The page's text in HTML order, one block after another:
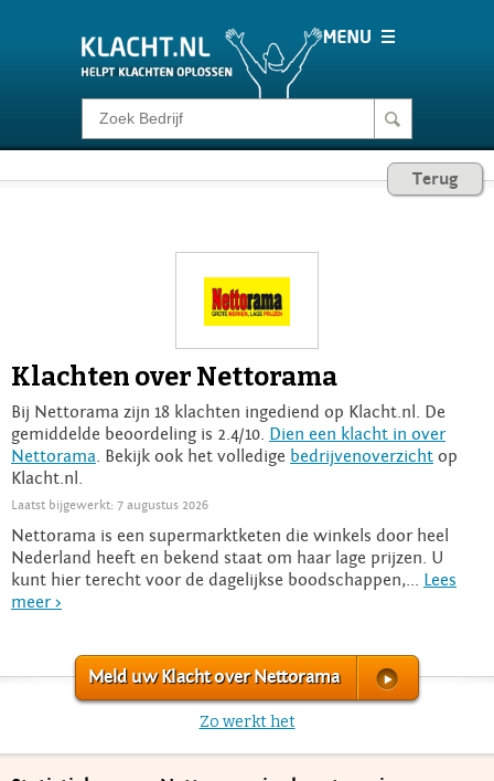
Klacht melden
Login
Terug
Klachten over Nettorama
Bij Nettorama zijn 18 klachten ingediend op Klacht.nl. De
gemiddelde beoordeling is 2.4/10. Dien een klacht in over
Nettorama . Bekijk ook het volledige bedrijvenoverzicht op
Klacht.nl.
Laatst bijgewerkt: 7 augustus 2026
Nettorama is een supermarktketen die winkels door heel
Nederland heeft en bekend staat om haar lage prijzen. U
kunt hier terecht voor de dagelijkse boodschappen,... Lees
meer >
Meld uw Klacht over Nettorama
Zo werkt het